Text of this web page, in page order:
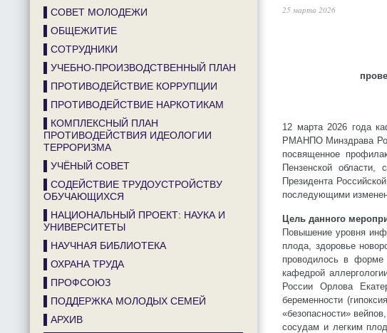
25 марта 2026
12 марта 2026 года
РМАНПО Минздрава
посвященное
Пензенской
Президента
последующими
Цель данного
Повышение уровня
плода, здоровье
проводилось в форме
кафедрой
России Орлова
беременности
«безопасности»
сосудам и легким
▌СОВЕТ МОЛОДЕЖИ
▌ОБЩЕЖИТИЕ
▌СОТРУДНИКИ
▌УЧЕБНО-ПРОИЗВОДСТВЕННЫЙ ПЛАН
▌ПРОТИВОДЕЙСТВИЕ КОРРУПЦИИ
▌ПРОТИВОДЕЙСТВИЕ НАРКОТИКАМ
▌КОМПЛЕКСНЫЙ ПЛАН
ПРОТИВОДЕЙСТВИЯ ИДЕОЛОГИИ
ТЕРРОРИЗМА
▌УЧЁНЫЙ СОВЕТ
▌СОДЕЙСТВИЕ ТРУДОУСТРОЙСТВУ
ОБУЧАЮЩИХСЯ
▌НАЦИОНАЛЬНЫЙ ПРОЕКТ: НАУКА И
УНИВЕРСИТЕТЫ
▌НАУЧНАЯ БИБЛИОТЕКА
▌ОХРАНА ТРУДА
▌ПРОФСОЮЗ
▌ПОДДЕРЖКА МОЛОДЫХ СЕМЕЙ
▌АРХИВ